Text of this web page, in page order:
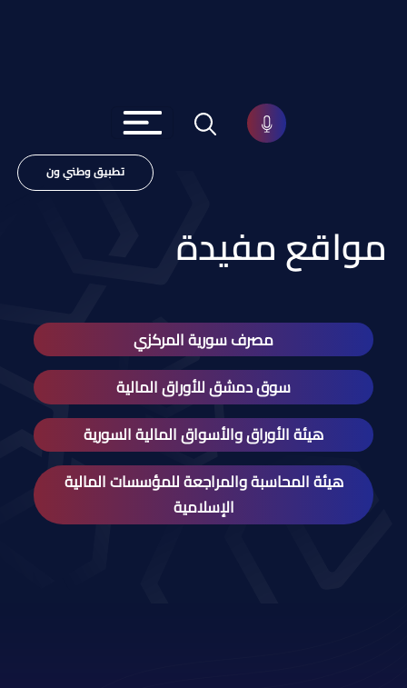
تطبيق وطني ون
مواقع مفيدة
مصرف سورية المركزي
سوق دمشق للأوراق المالية
هيئة الأوراق والأسواق المالية السورية
هيئة المحاسبة والمراجعة للمؤسسات المالية
الإسلامية